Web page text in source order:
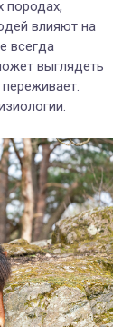
породах,
влияют на
всегда
выглядеть